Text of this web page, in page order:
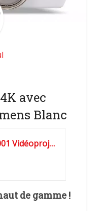
avec
Blanc
Acer MR.JPD11.001 Vidéoprojecteur DLP 4K avec Haut-parleur...
de gamme !